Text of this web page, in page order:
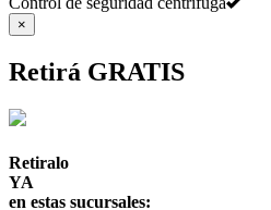
×
Retirá GRATIS
Retiralo
YA
en estas sucursales: